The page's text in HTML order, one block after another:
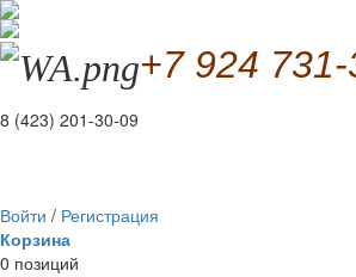
+7 924
8 (423) 201-30-09
Войти / Регистрация
Корзина
0 позиций